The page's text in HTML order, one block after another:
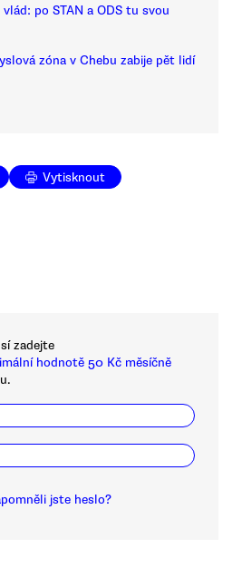
po STAN a ODS tu svou
zóna v Chebu zabije pět lidí
Vytisknout
zadejte
hodnotě 50 Kč měsíčně
jste heslo?